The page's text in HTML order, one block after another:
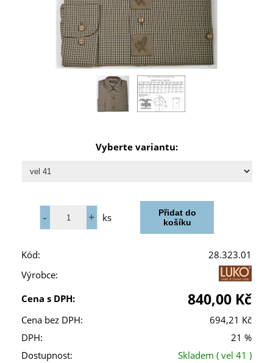
Vyberte variantu:
ks
Kód:
28.323.01
Výrobce:
Cena s DPH:
840,00 Kč
Cena bez DPH:
694,21 Kč
DPH:
21 %
Dostupnost:
Skladem ( vel 41 )